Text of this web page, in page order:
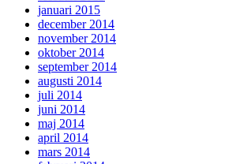
januari 2015
december 2014
november 2014
oktober 2014
september 2014
augusti 2014
juli 2014
juni 2014
maj 2014
april 2014
mars 2014